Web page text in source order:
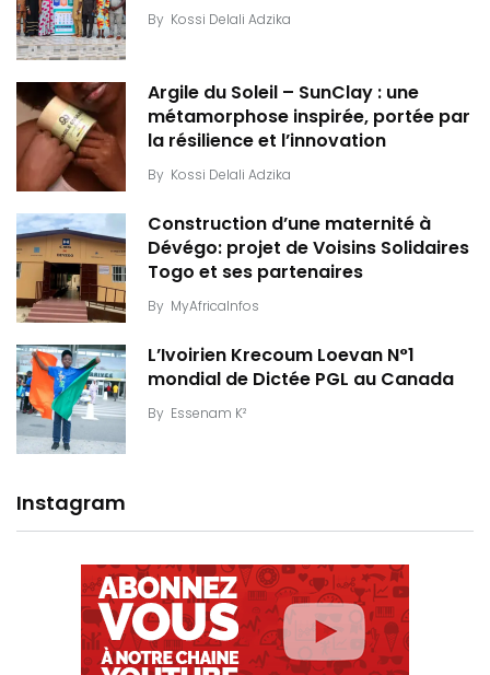
By Kossi Delali Adzika
Argile du Soleil – SunClay : une
métamorphose inspirée, portée par
la résilience et l’innovation
By Kossi Delali Adzika
Construction d’une maternité à
Dévégo: projet de Voisins Solidaires
Togo et ses partenaires
By MyAfricaInfos
L’Ivoirien Krecoum Loevan N°1
mondial de Dictée PGL au Canada
By Essenam K²
Instagram